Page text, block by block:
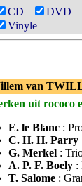
CD
DVD
Vinyle
van
uit rococo
E. le Blanc :
C. H. H. Parry
G. Merkel :
A. P. F. Boely :
T. Salome :